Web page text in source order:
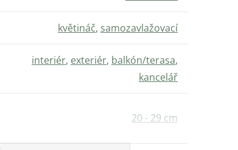
květináč, samozavlažovací
interiér, exteriér, balkón/terasa,
kancelář
20 - 29 cm